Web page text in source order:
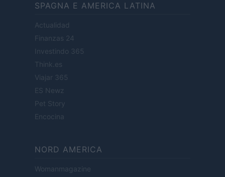
SPAGNA E AMERICA LATINA
Actualidad
Finanzas 24
Investindo 365
Think.es
Viajar 365
ES Newz
Pet Story
Encocina
NORD AMERICA
Womanmagazine